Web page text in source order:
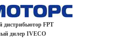
дистрибьютор FPT
дилер IVECO